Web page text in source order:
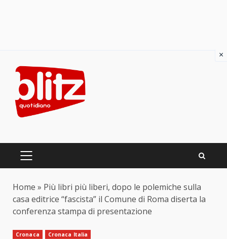
content
PRIMARY
Home » Più libri più liberi, dopo le polemiche sulla
casa editrice “fascista” il Comune di Roma diserta la
conferenza stampa di presentazione
Cronaca Cronaca Italia
×